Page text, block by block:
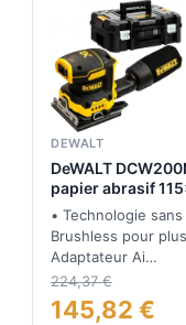
DEWALT
DeWALT
papier abrasif
• Technologie
Brushless pour
Adaptateur Ai…
224,37 €
145,82 €